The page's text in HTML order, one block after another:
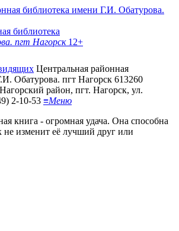
библиотека
пгт Нагорск 12+
Центральная районная
Обатурова. пгт Нагорск 613260
район, пгт. Нагорск, ул.
2-10-53 ≡Меню
книга - огромная удача. Она способна
не изменит её лучший друг или